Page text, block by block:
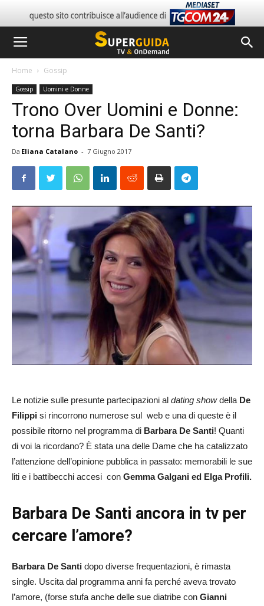
Home Gossip
Gossip Uomini e Donne
Trono Over Uomini e Donne:
torna Barbara De Santi?
Da Eliana Catalano - 7 Giugno 2017
Le notizie sulle presunte partecipazioni al dating showdella De
Filippi si rincorrono numerose sul web e una di queste è il
possibile ritorno nel programma di Barbara De Santi! Quanti
di voi la ricordano? È stata una delle Dame che ha catalizzato
l’attenzione dell’opinione pubblica in passato: memorabili le sue
liti e i battibecchi accesi con Gemma Galgani ed Elga Profili.
Barbara De Santi ancora in tv per
cercare l’amore?
Barbara De Santi dopo diverse frequentazioni, è rimasta
single. Uscita dal programma anni fa perché aveva trovato
l’amore, (forse stufa anche delle sue diatribe con Gianni